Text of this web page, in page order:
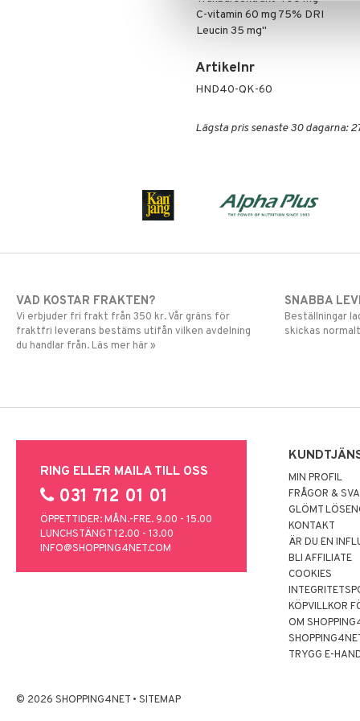
C-vitamin 60 mg 75% DRI
Leucin 35 mg"
Artikelnr
HND40-QK-60
Lägsta pris senaste 30 dagarna:
VAD KOSTAR FRAKTEN?
Vi erbjuder fri frakt från 350 kr. Vår gräns för
fraktfri leverans bestäms utifån vilken avdelning
du handlar från. Läs mer här »
SNABBA
Beställningar
skickas
RING ELLER MAILA TILL OSS
031 712 01 01
ÖPPETTIDER: MÅN.-FRE. 9.00 - 15.00
LUNCHSTÄNGT 12.00 - 13.00
INFO@SHOPPING4NET.COM
MIN PROFIL
FRÅGOR &
GLÖMT
KONTAKT
ÄR DU EN
BLI AFFILIATE
COOKIES
KÖPVILLKOR
OM
TRYGG E-
© 2026 SHOPPING4NET • SITEMAP